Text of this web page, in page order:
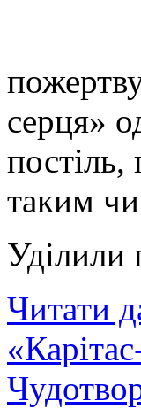
серця»
постіль,
таким
Уділили
Читати